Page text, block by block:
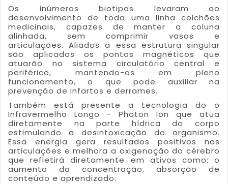
Os inúmeros biotipos levaram ao
desenvolvimento de toda uma linha colchões
medicinais, capazes de manter a coluna
alinhada, sem comprimir vasos e
articulações. Aliados a essa estrutura singular
são aplicados os pontos magnéticos que
atuarão no sistema circulatório central e
periférico, mantendo-os em pleno
funcionamento, o que pode auxiliar na
prevenção de infartos e derrames.
Também está presente a tecnologia do o
Infravermelho Longo - Photon Ion que atua
diretamente na parte hídrica do corpo
estimulando a desintoxicação do organismo.
Essa energia gera resultados positivos nas
articulações e melhora a oxigenação do cérebro
que refletirá diretamente em ativos como: o
aumento da concentração, absorção de
conteúdo e aprendizado.